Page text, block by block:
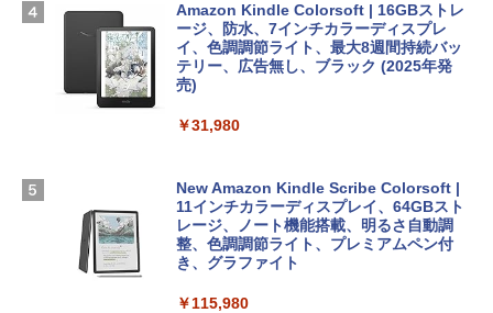
【Amazon.co.jp限定】 HP ノートパソコ
ン 15-fd 15.6インチ 16GBメモリ 512GB
SSD インテル Core 5
￥129,800
FMV ノートパソコン WE1-K3 (MS 365 P
ersonal/Copilotキー搭載/Win 11/15.6型/
Core i5/16GB/SSD 512GB/ホワイト) FM
VWK3E15W_AZ
ラインコード版
￥3,200
ト): Java & Bedrock Edition | オンライ
￥3,600
￥1,292
FM TOWNS ハイパー・カタログ: 本体ハ
ェクトリストと最新エミュレータ紹介
Amazon Kindle Colorsoft | 16GBストレ
ージ、防水、7インチカラーディスプレ
イ、色調調節ライト、最大8週間持続バッ
テリー、広告無し、ブラック (2025年発
売)
￥31,980
New Amazon Kindle Scribe Colorsoft |
11インチカラーディスプレイ、64GBスト
レージ、ノート機能搭載、明るさ自動調
整、色調調節ライト、プレミアムペン付
き、グラファイト
￥115,980